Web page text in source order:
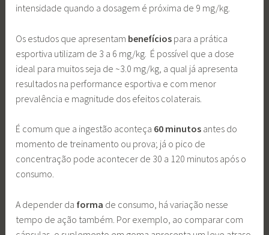
intensidade quando a dosagem é próxima de 9 mg/kg.
Os estudos que apresentam benefícios para a prática
esportiva utilizam de 3 a 6 mg/kg. É possível que a dose
ideal para muitos seja de ~3.0 mg/kg, a qual já apresenta
resultados na performance esportiva e com menor
prevalência e magnitude dos efeitos colaterais.
É comum que a ingestão aconteça 60 minutos antes do
momento de treinamento ou prova; já o pico de
concentração pode acontecer de 30 a 120 minutos após o
consumo.
A depender da forma de consumo, há variação nesse
tempo de ação também. Por exemplo, ao comparar com